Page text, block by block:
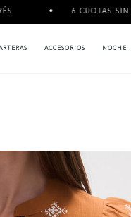
6 CUOTAS SIN INTERÉS A
ACCESORIOS NOCHE